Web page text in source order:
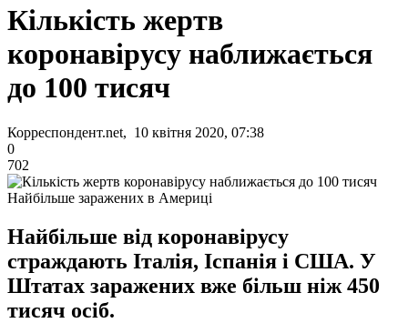
Кількість жертв
коронавірусу наближається
до 100 тисяч
Корреспондент.net, 10 квітня 2020, 07:38
0
702
Найбільше заражених в Америці
Найбільше від коронавірусу
страждають Італія, Іспанія і США. У
Штатах заражених вже більш ніж 450
тисяч осіб.